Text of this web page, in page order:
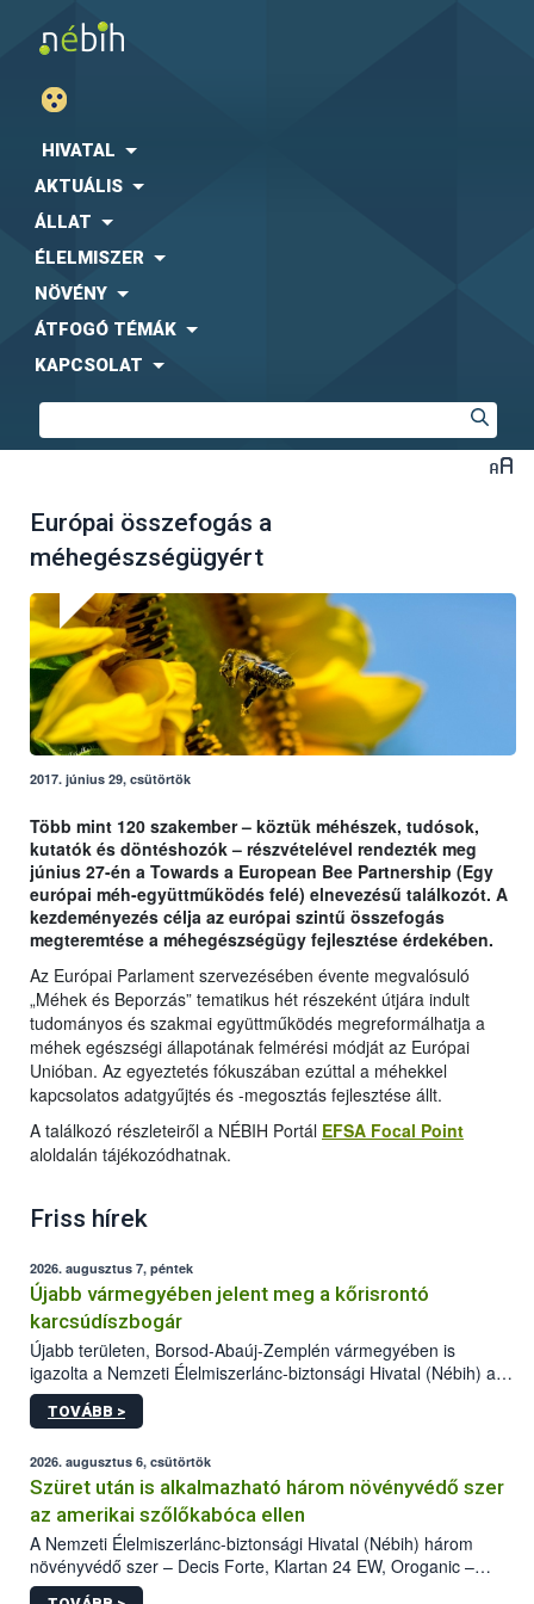
HIVATAL
AKTUÁLIS
ÁLLAT
ÉLELMISZER
NÖVÉNY
ÁTFOGÓ TÉMÁK
KAPCSOLAT
Európai összefogás a
méhegészségügyért
2017. június 29, csütörtök
Több mint 120 szakember – köztük méhészek, tudósok,
kutatók és döntéshozók – részvételével rendezték meg
június 27-én a Towards a European Bee Partnership (Egy
európai méh-együttműködés felé) elnevezésű találkozót. A
kezdeményezés célja az európai szintű összefogás
megteremtése a méhegészségügy fejlesztése érdekében.
Az Európai Parlament szervezésében évente megvalósuló
„Méhek és Beporzás” tematikus hét részeként útjára indult
tudományos és szakmai együttműködés megreformálhatja a
méhek egészségi állapotának felmérési módját az Európai
Unióban. Az egyeztetés fókuszában ezúttal a méhekkel
kapcsolatos adatgyűjtés és -megosztás fejlesztése állt.
A találkozó részleteiről a NÉBIH Portál EFSA Focal Point
aloldalán tájékozódhatnak.
Friss hírek
2026. augusztus 7, péntek
Újabb vármegyében jelent meg a kőrisrontó
karcsúdíszbogár
Újabb területen, Borsod-Abaúj-Zemplén vármegyében is
igazolta a Nemzeti Élelmiszerlánc-biztonsági Hivatal (Nébih) a
kőrisrontó karcsúdíszbogár (Agrilus planipennis) jelenlétét. A
kártevőt nem csak színcsapdában találták meg, de már fertőzött
az intenzív felderítést, emellett az intézkedéseket a szlovák
hatósággal is összehangolják a terjedés megállítása érdekében.
TOVÁBB >
2026. augusztus 6, csütörtök
Szüret után is alkalmazható három növényvédő szer
az amerikai szőlőkabóca ellen
A Nemzeti Élelmiszerlánc-biztonsági Hivatal (Nébih) három
növényvédő szer – Decis Forte, Klartan 24 EW, Oroganic –
engedélyokiratát módosította, így azok a szüretet követően,